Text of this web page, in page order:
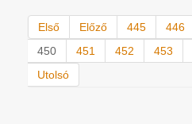
Első Előző 445 446
450
451 452 453
Utolsó